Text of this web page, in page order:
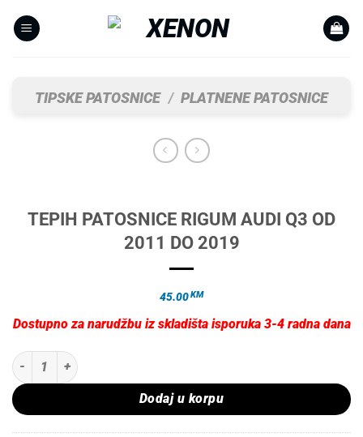
TIPSKE PATOSNICE / PLATNENE PATOSNICE
TEPIH PATOSNICE RIGUM AUDI Q3 OD
2011 DO 2019
45.00KM
Dostupno za narudžbu iz skladišta isporuka 3-4 radna dana
TEPIH PATOSNICE RIGUM AUDI Q3 OD 2011 DO 2019 količina
Dodaj u korpu